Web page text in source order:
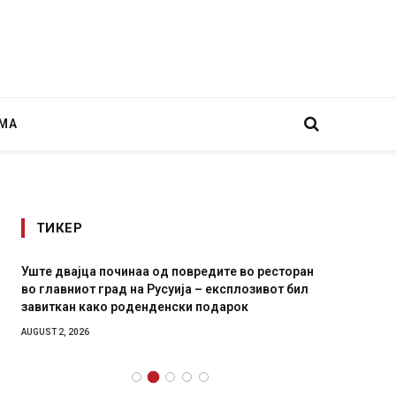
ТИКЕР
Уште двајца починаа од повредите во ресторан
во главниот град на Русуија – експлозивот бил
завиткан како роденденски подарок
AUGUST 2, 2026